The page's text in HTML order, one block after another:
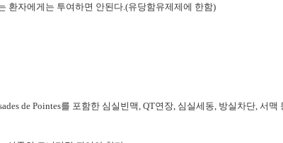
환자에게는 투여하면 안된다.(유당함유제제에 한함)
de Pointes를 포함한 심실빈맥, QT연장, 심실세동, 방실차단, 서맥